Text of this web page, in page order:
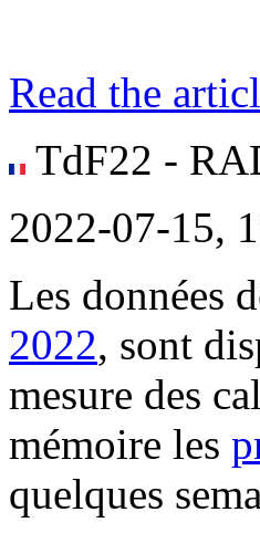
Read the
TdF22 -
2022-07-15,
Les données
2022, sont
mesure des
mémoire les
quelques